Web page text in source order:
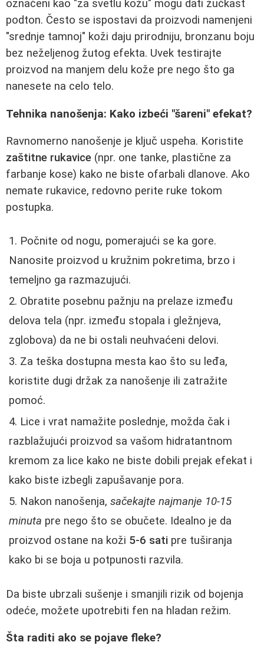
označeni kao "za svetlu kožu" mogu dati žućkast
podton. Često se ispostavi da proizvodi namenjeni
"srednje tamnoj" koži daju prirodniju, bronzanu boju
bez neželjenog žutog efekta. Uvek testirajte
proizvod na manjem delu kože pre nego što ga
nanesete na celo telo.
Tehnika nanošenja: Kako izbeći "šareni" efekat?
Ravnomerno nanošenje je ključ uspeha. Koristite
zaštitne rukavice (npr. one tanke, plastične za
farbanje kose) kako ne biste ofarbali dlanove. Ako
nemate rukavice, redovno perite ruke tokom
postupka.
Počnite od nogu, pomerajući se ka gore.
Nanosite proizvod u kružnim pokretima, brzo i
temeljno ga razmazujući.
Obratite posebnu pažnju na prelaze između
delova tela (npr. između stopala i gležnjeva,
zglobova) da ne bi ostali neuhvaćeni delovi.
Za teška dostupna mesta kao što su leđa,
koristite dugi držak za nanošenje ili zatražite
pomoć.
Lice i vrat namažite poslednje, možda čak i
razblažujući proizvod sa vašom hidratantnom
kremom za lice kako ne biste dobili prejak efekat i
kako biste izbegli zapušavanje pora.
Nakon nanošenja, sačekajte najmanje 10-15
minuta pre nego što se obučete. Idealno je da
proizvod ostane na koži 5-6 sati pre tuširanja
kako bi se boja u potpunosti razvila.
Da biste ubrzali sušenje i smanjili rizik od bojenja
odeće, možete upotrebiti fen na hladan režim.
Šta raditi ako se pojave fleke?